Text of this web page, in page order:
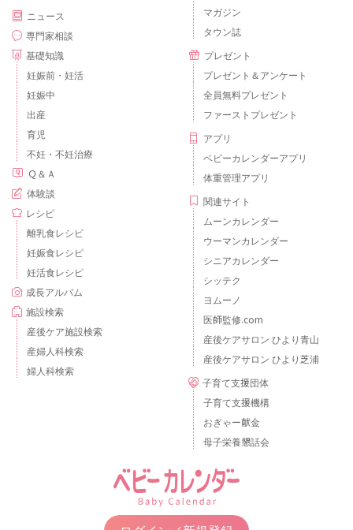
ニュース
専門家相談
基礎知識
妊娠前・妊活
妊娠中
出産
育児
不妊・不妊治療
Ｑ＆Ａ
体験談
レシピ
離乳食レシピ
妊娠食レシピ
妊活食レシピ
成長アルバム
施設検索
産後ケア施設検索
産婦人科検索
婦人科検索
マガジン
タウン誌
プレゼント
プレゼント＆アンケート
全員無料プレゼント
ファーストプレゼント
アプリ
ベビーカレンダーアプリ
体重管理アプリ
関連サイト
ムーンカレンダー
ウーマンカレンダー
シニアカレンダー
シッテク
ヨムーノ
医師監修.com
産後ケアサロン ひより青山
産後ケアサロン ひより芝浦
子育て支援団体
子育て支援機構
おぎゃー献金
母子栄養懇話会